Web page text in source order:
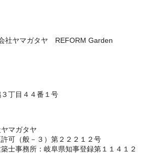
社ヤマガタヤ REFORM Garden
丁目４４番１号
マガタヤ
可（般－３）第２２２１２号
士事務所：岐阜県知事登録第１１４１２